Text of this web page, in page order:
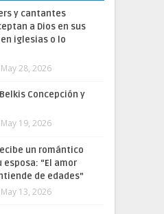
y cantantes
a Dios en sus
iglesias o lo
May 28, 2026
Concepción y
May 19, 2026
un romántico
esposa: “El amor
de edades”
May 13, 2026